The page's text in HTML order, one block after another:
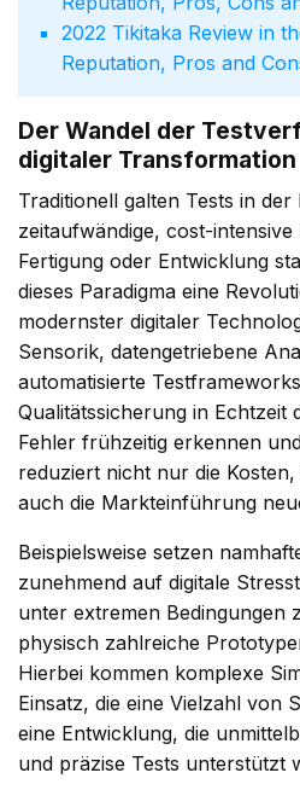
Tikitaka Review in
Reputation, Pros and
Der Wandel der
digitaler Transformation
Traditionell galten Tests in
zeitaufwändige, cost-
Fertigung oder Entwicklung
dieses Paradigma eine
modernster digitaler
Sensorik, datengetriebene
automatisierte
Qualitätssicherung in
Fehler frühzeitig erkennen
reduziert nicht nur die
auch die Markteinführung
Beispielsweise setzen
zunehmend auf digitale
unter extremen Bedingungen
physisch zahlreiche
Hierbei kommen komplexe
Einsatz, die eine Vielzahl von
eine Entwicklung, die
und präzise Tests unterstützt